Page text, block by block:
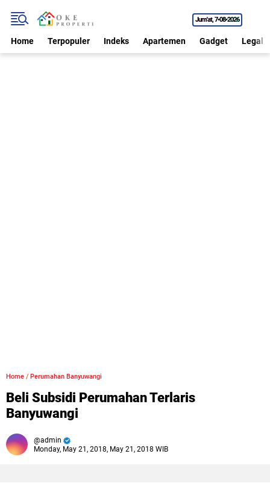
Jum'at 7•08•2026
Home Terpopuler Indeks Apartemen Gadget Legal
Home / Perumahan Banyuwangi
Beli Subsidi Perumahan Terlaris
Banyuwangi
admin
Monday, May 21, 2018, May 21, 2018 WIB